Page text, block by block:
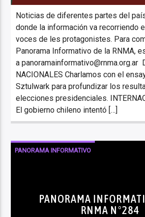
Noticias de diferentes partes del
donde la información va recorriendo
voces de les protagonistes. Para
Panorama Informativo de la RNMA,
a panoramainformativo@rnma.org.ar
NACIONALES Charlamos con el
Sztulwark para profundizar los
elecciones presidenciales.
El gobierno chileno intentó […]
PANORAMA INFORMATIVO
PANORAMA
RNMA N°284